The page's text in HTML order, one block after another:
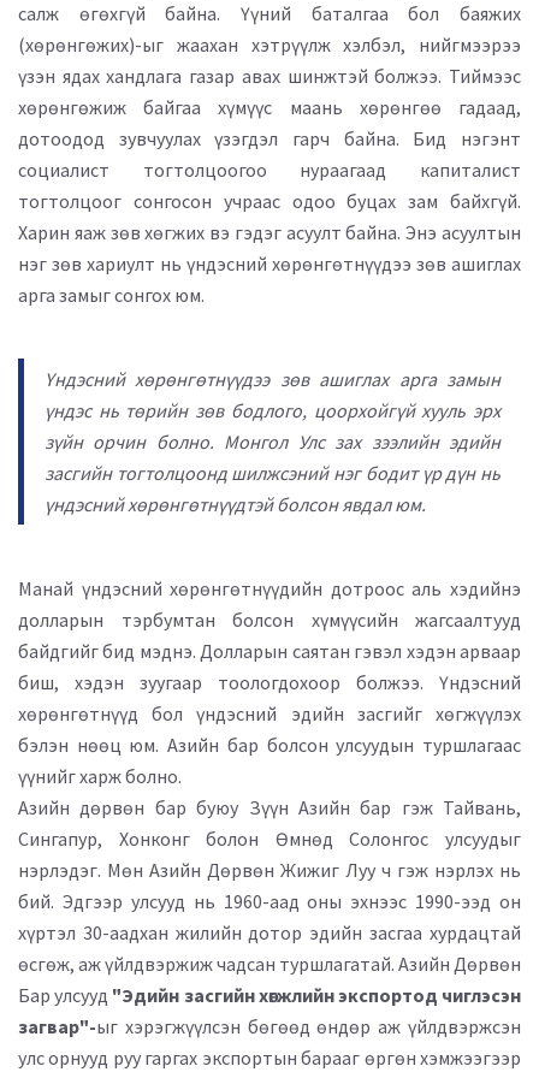
салж өгөхгүй байна. Үүний баталгаа бол баяжих
(хөрөнгөжих)-ыг жаахан хэтрүүлж хэлбэл, нийгмээрээ
үзэн ядах хандлага газар авах шинжтэй болжээ. Тиймээс
хөрөнгөжиж байгаа хүмүүс маань хөрөнгөө гадаад,
дотоодод зувчуулах үзэгдэл гарч байна. Бид нэгэнт
социалист тогтолцоогоо нураагаад капиталист
тогтолцоог сонгосон учраас одоо буцах зам байхгүй.
Харин яаж зөв хөгжих вэ гэдэг асуулт байна. Энэ асуултын
нэг зөв хариулт нь үндэсний хөрөнгөтнүүдээ зөв ашиглах
арга замыг сонгох юм.
Үндэсний хөрөнгөтнүүдээ зөв ашиглах арга замын
үндэс нь төрийн зөв бодлого, цоорхойгүй хууль эрх
зүйн орчин болно. Монгол Улс зах зээлийн эдийн
засгийн тогтолцоонд шилжсэний нэг бодит үр дүн нь
үндэсний хөрөнгөтнүүдтэй болсон явдал юм.
Манай үндэсний хөрөнгөтнүүдийн дотроос аль хэдийнэ
долларын тэрбумтан болсон хүмүүсийн жагсаалтууд
байдгийг бид мэднэ. Долларын саятан гэвэл хэдэн арваар
биш, хэдэн зуугаар тоологдохоор болжээ. Үндэсний
хөрөнгөтнүүд бол үндэсний эдийн засгийг хөгжүүлэх
бэлэн нөөц юм. Азийн бар болсон улсуудын туршлагаас
үүнийг харж болно.
Азийн дөрвөн бар буюу Зүүн Азийн бар гэж Тайвань,
Сингапур, Хонконг болон Өмнөд Солонгос улсуудыг
нэрлэдэг. Мөн Азийн Дөрвөн Жижиг Луу ч гэж нэрлэх нь
бий. Эдгээр улсууд нь 1960-аад оны эхнээс 1990-ээд он
хүртэл 30-аадхан жилийн дотор эдийн засгаа хурдацтай
өсгөж, аж үйлдвэржиж чадсан туршлагатай. Азийн Дөрвөн
Бар улсууд "Эдийн засгийн хөгжлийн экспортод чиглэсэн
загвар"-ыг хэрэгжүүлсэн бөгөөд өндөр аж үйлдвэржсэн
улс орнууд руу гаргах экспортын барааг өргөн хэмжээгээр